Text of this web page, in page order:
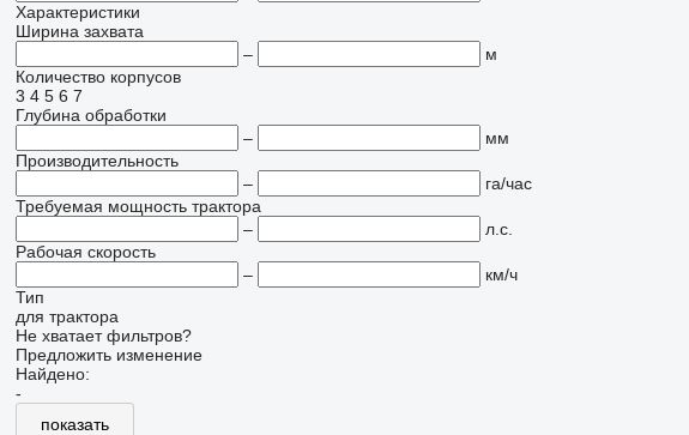
Характеристики
Ширина захвата
–
м
Количество корпусов
3 4 5 6 7
Глубина обработки
–
мм
Производительность
–
га/час
Требуемая мощность трактора
–
л.с.
Рабочая скорость
–
км/ч
Тип
для трактора
Не хватает фильтров?
Предложить изменение
Найдено:
-
показать